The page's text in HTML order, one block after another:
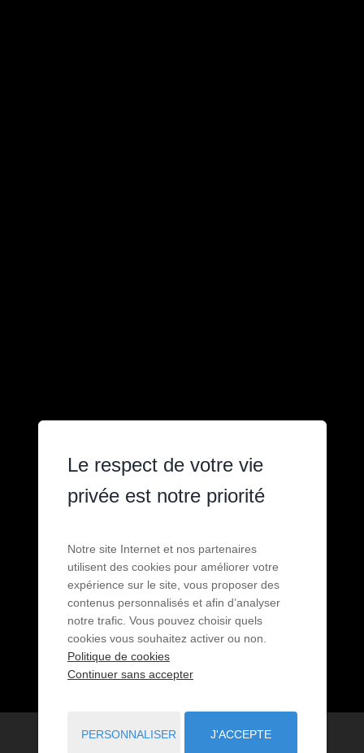
Le respect de votre vie
privée est notre priorité
Notre site Internet et nos partenaires
utilisent des cookies pour améliorer votre
expérience sur le site, vous proposer des
contenus personnalisés et afin d’analyser
notre trafic. Vous pouvez choisir quels
cookies vous souhaitez activer ou non.
Politique de cookies
Continuer sans accepter
PERSONNALISER J'ACCEPTE